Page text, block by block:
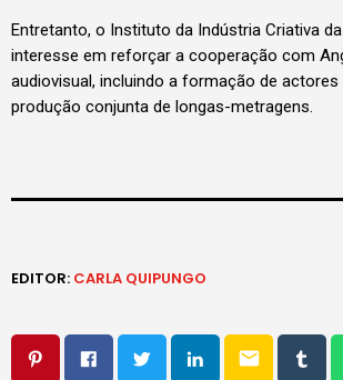
Entretanto, o Instituto da Indústria Criativa
interesse em reforçar a cooperação com
audiovisual, incluindo a formação de actores
produção conjunta de longas-metragens.
EDITOR: CARLA QUIPUNGO
email